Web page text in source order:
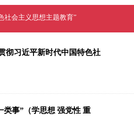
社会主义思想主题教育”
彻习近平新时代中国特色社
事”（学思想 强党性 重